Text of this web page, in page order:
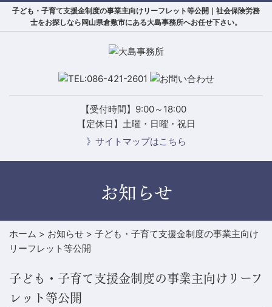
子ども・子育て支援金制度の事業主向けリーフレット等公開｜社会保険労務
士をお探しなら岡山県倉敷市にある大島事務所へお任せ下さい。
【受付時間】9:00～18:00
【定休日】土曜・日曜・祝日
》サイトマップはこちら
お知らせ
ホーム > お知らせ > 子ども・子育て支援金制度の事業主向け
リーフレット等公開
子ども・子育て支援金制度の事業主向けリーフ
レット等公開